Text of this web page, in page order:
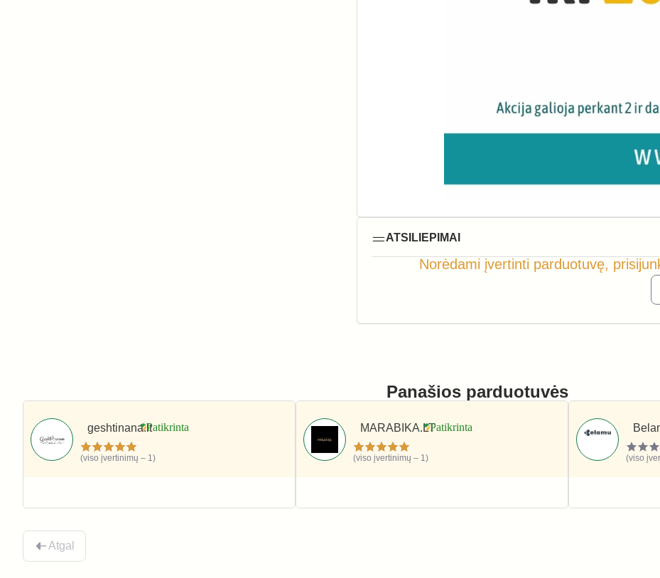
ATSILIEPIMAI
Norėdami įvertinti parduotuvę,
Panašios parduotuvės
geshtinana.lt
(viso įvertinimų – 1)
MARABIKA.LT
(viso įvertinimų – 1) (viso
Atgal